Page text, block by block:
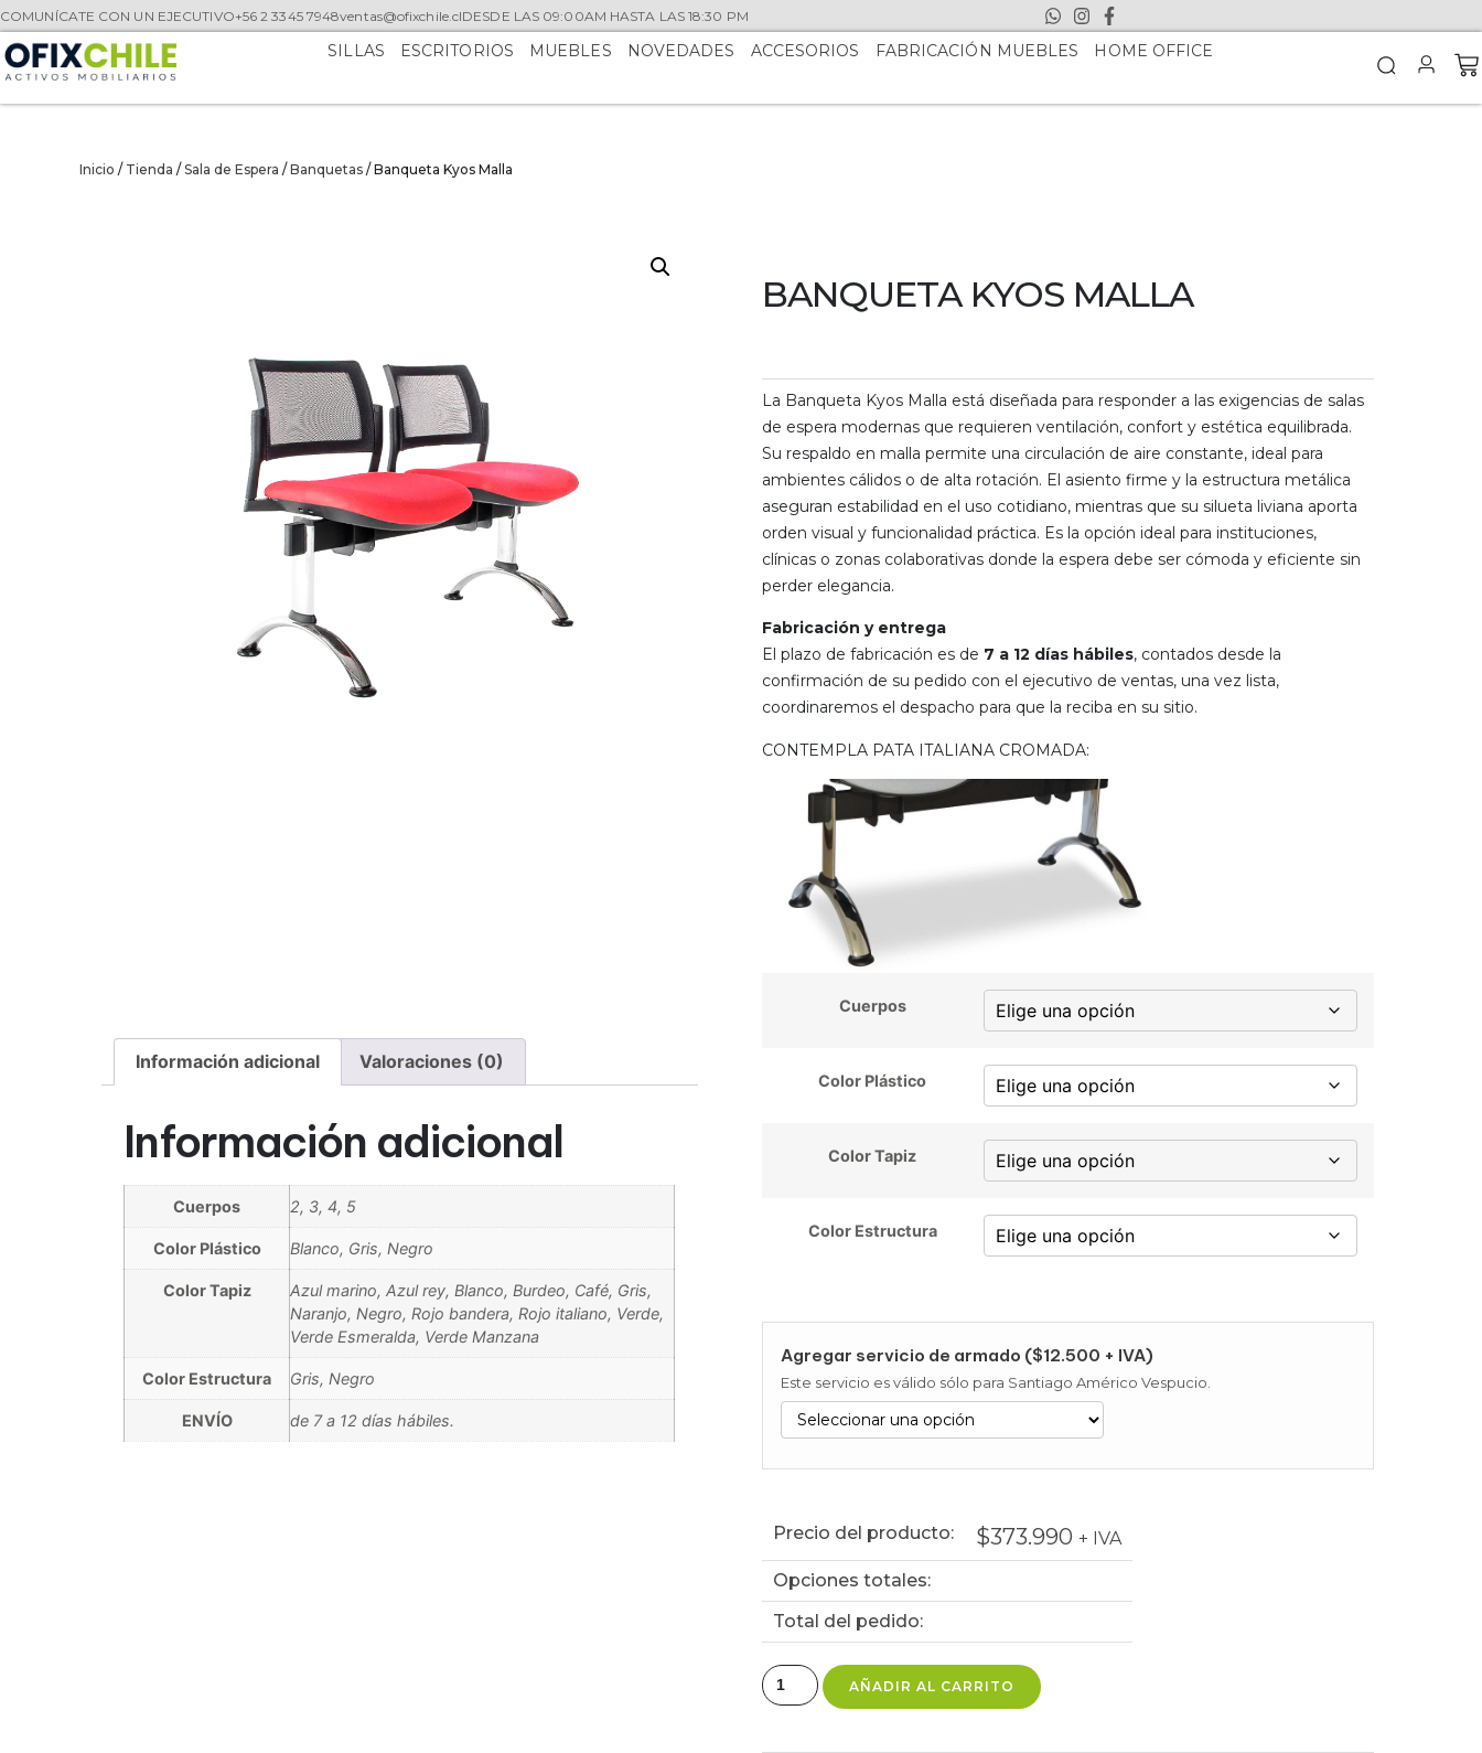
COMUNÍCATE CON UN EJECUTIVO+56 2 3345 7948ventas@ofixchile.clDESDE LAS 09:00AM HASTA LAS 18:30 PM
SILLAS ESCRITORIOS MUEBLES NOVEDADES ACCESORIOS FABRICACIÓN MUEBLES HOME OFFICE
Inicio / Tienda / Sala de Espera / Banquetas / Banqueta Kyos Malla
Información adicional Valoraciones (0)
Información adicional
Cuerpos 2, 3, 4, 5
Color Plástico Blanco, Gris, Negro
Color Tapiz
Azul marino, Azul rey, Blanco, Burdeo, Café, Gris,
Naranjo, Negro, Rojo bandera, Rojo italiano, Verde,
Verde Esmeralda, Verde Manzana
Color Estructura Gris, Negro
ENVÍO de 7 a 12 días hábiles.
BANQUETA KYOS MALLA
La Banqueta Kyos Malla está diseñada para responder a las exigencias de salas
de espera modernas que requieren ventilación, confort y estética equilibrada.
Su respaldo en malla permite una circulación de aire constante, ideal para
ambientes cálidos o de alta rotación. El asiento firme y la estructura metálica
aseguran estabilidad en el uso cotidiano, mientras que su silueta liviana aporta
orden visual y funcionalidad práctica. Es la opción ideal para instituciones,
clínicas o zonas colaborativas donde la espera debe ser cómoda y eficiente sin
perder elegancia.
Fabricación y entrega
El plazo de fabricación es de 7 a 12 días hábiles, contados desde la
confirmación de su pedido con el ejecutivo de ventas, una vez lista,
coordinaremos el despacho para que la reciba en su sitio.
CONTEMPLA PATA ITALIANA CROMADA:
Cuerpos
Color Plástico
Color Tapiz
Color Estructura
Agregar servicio de armado ($12.500 + IVA)
Este servicio es válido sólo para Santiago Américo Vespucio.
Precio del producto: $373.990 + IVA
Opciones totales:
Total del pedido:
AÑADIR AL CARRITO